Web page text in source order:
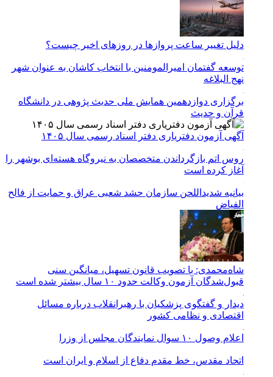
دلیل تغییر ساعت پروازها در روزهای اخیر چیست؟
توسعه گفتمان امیرالمومنین با انتخاب کاشان به عنوان شهر
نهج البلاغه
برگزاری دوازدهمین همایش ملی حدیث پژوهی در دانشگاه
قرآن و حدیث
آگهی آزمون دفتریاری دفتر اسناد رسمی سال ۱۴۰۵
روس اتم بازگرداندن متخصصان به نیروگاه هسته‌ای بوشهر را
آغاز کرده است
بیانیه شدیداللحن سازمان حشد شعبی عراق و حمایت از فالح
الفیاض
شاه‌محمدی: با تصویب قانون تسهیل، میانگین سنی
قبول‌شدگان آزمون وکالت حدود ۱۰ سال بیشتر شده است
دیدار و گفتگوی پزشکیان با رهبرانقلاب درباره مسائل
اقتصادی و نظامی کشور
اعلام وصول ۱۰ سوال نمایندگان مجلس از وزرا
اتحاد مقدس، خط مقدم دفاع از اسلام و ایران است